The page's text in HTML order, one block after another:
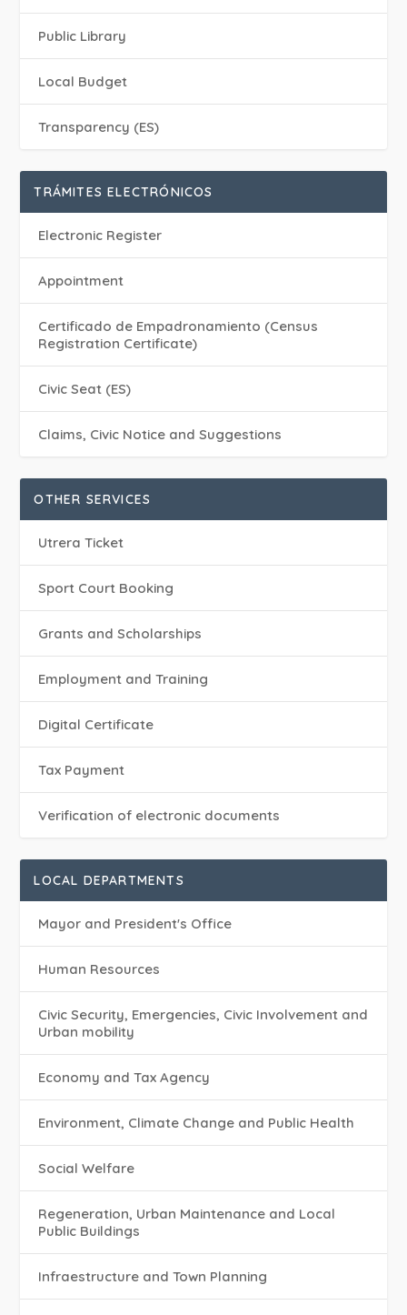
Public Library
Local Budget
Transparency (ES)
TRÁMITES ELECTRÓNICOS
Electronic Register
Appointment
Certificado de Empadronamiento (Census
Registration Certificate)
Civic Seat (ES)
Claims, Civic Notice and Suggestions
OTHER SERVICES
Utrera Ticket
Sport Court Booking
Grants and Scholarships
Employment and Training
Digital Certificate
Tax Payment
Verification of electronic documents
LOCAL DEPARTMENTS
Mayor and President's Office
Human Resources
Civic Security, Emergencies, Civic Involvement and
Urban mobility
Economy and Tax Agency
Environment, Climate Change and Public Health
Social Welfare
Regeneration, Urban Maintenance and Local
Public Buildings
Infraestructure and Town Planning